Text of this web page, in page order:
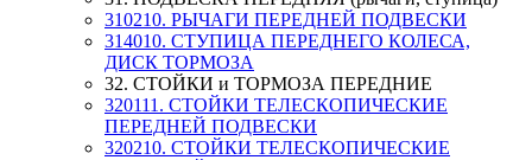
310210. РЫЧАГИ ПЕРЕДНЕЙ ПОДВЕСКИ
314010. СТУПИЦА ПЕРЕДНЕГО КОЛЕСА,
ДИСК ТОРМОЗА
32. СТОЙКИ и ТОРМОЗА ПЕРЕДНИЕ
320111. СТОЙКИ ТЕЛЕСКОПИЧЕСКИЕ
ПЕРЕДНЕЙ ПОДВЕСКИ
320210. СТОЙКИ ТЕЛЕСКОПИЧЕСКИЕ